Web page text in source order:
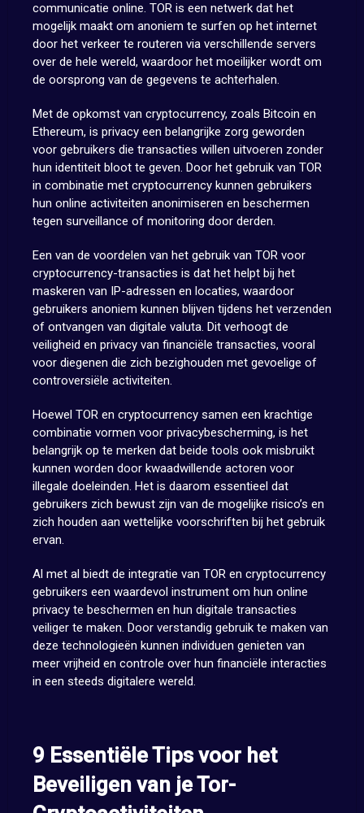
communicatie online. TOR is een netwerk dat het
mogelijk maakt om anoniem te surfen op het internet
door het verkeer te routeren via verschillende servers
over de hele wereld, waardoor het moeilijker wordt om
de oorsprong van de gegevens te achterhalen.
Met de opkomst van cryptocurrency, zoals Bitcoin en
Ethereum, is privacy een belangrijke zorg geworden
voor gebruikers die transacties willen uitvoeren zonder
hun identiteit bloot te geven. Door het gebruik van TOR
in combinatie met cryptocurrency kunnen gebruikers
hun online activiteiten anonimiseren en beschermen
tegen surveillance of monitoring door derden.
Een van de voordelen van het gebruik van TOR voor
cryptocurrency-transacties is dat het helpt bij het
maskeren van IP-adressen en locaties, waardoor
gebruikers anoniem kunnen blijven tijdens het verzenden
of ontvangen van digitale valuta. Dit verhoogt de
veiligheid en privacy van financiële transacties, vooral
voor diegenen die zich bezighouden met gevoelige of
controversiële activiteiten.
Hoewel TOR en cryptocurrency samen een krachtige
combinatie vormen voor privacybescherming, is het
belangrijk op te merken dat beide tools ook misbruikt
kunnen worden door kwaadwillende actoren voor
illegale doeleinden. Het is daarom essentieel dat
gebruikers zich bewust zijn van de mogelijke risico’s en
zich houden aan wettelijke voorschriften bij het gebruik
ervan.
Al met al biedt de integratie van TOR en cryptocurrency
gebruikers een waardevol instrument om hun online
privacy te beschermen en hun digitale transacties
veiliger te maken. Door verstandig gebruik te maken van
deze technologieën kunnen individuen genieten van
meer vrijheid en controle over hun financiële interacties
in een steeds digitalere wereld.
9 Essentiële Tips voor het
Beveiligen van je Tor-